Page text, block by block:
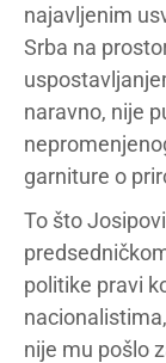
najavljenim
Srba na
naravno, nije
garniture o
To što
politike pravi
nije mu pošlo